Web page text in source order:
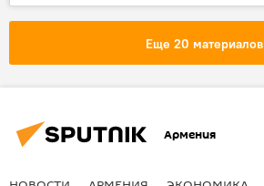
Общество
Саудовская Аравия
Еще 20 материалов
Армения